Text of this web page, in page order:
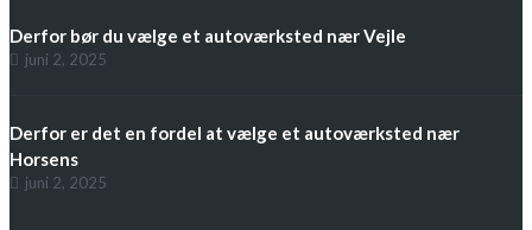
Derfor bør du vælge et autoværksted nær Vejle
juni 2, 2025
Derfor er det en fordel at vælge et autoværksted nær
Horsens
juni 2, 2025